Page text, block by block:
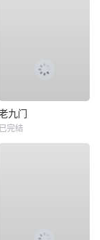
九门
已完结